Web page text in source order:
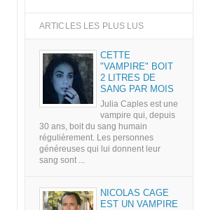
ARTICLES LES PLUS LUS
CETTE
"VAMPIRE" BOIT
2 LITRES DE
SANG PAR MOIS
Julia Caples est une
vampire qui, depuis
30 ans, boit du sang humain
régulièrement. Les personnes
généreuses qui lui donnent leur
sang sont ...
NICOLAS CAGE
EST UN VAMPIRE